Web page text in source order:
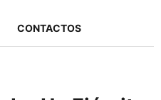
CONTACTOS